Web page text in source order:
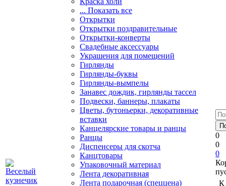
... Показать все
Открытки
Открытки поздравительные
Открытки-конверты
Свадебные аксессуары
Украшения для помещений
Гирлянды
Гирлянды-буквы
Гирлянды-вымпелы
Занавес дождик, гирлянды тассел
Подвески, баннеры, плакаты
Цветы, бутоньерки, декоративные
вставки
Канцелярские товары и ранцы
Ранцы
Диспенсеры для скотча
Канцтовары
Упаковочный материал
Лента декоративная
Лента подарочная (спеццена)
0
0
0
К